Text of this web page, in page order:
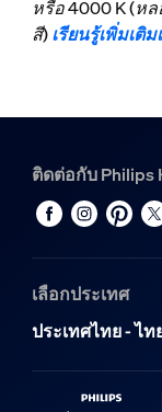
หรือ 4000 K (ห
สี)เรียนรู้เพิ่มเติ
ติดต่อกับ Philips
เลือกประเทศ
ประเทศไทย - ไท